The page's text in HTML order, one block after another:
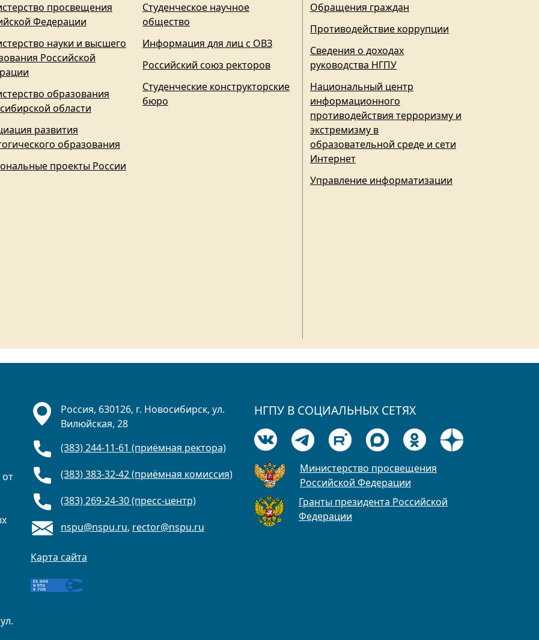
просвещения
Федерации
науки и высшего
Российской
образования
области
развития
образования
проекты России
Студенческое научное
общество
Информация для лиц с ОВЗ
Российский союз ректоров
Студенческие конструкторские
бюро
Обращения граждан
Противодействие коррупции
Сведения о доходах
руководства НГПУ
Национальный центр
информационного
противодействия терроризму и
экстремизму в
образовательной среде и сети
Интернет
Управление информатизации
Россия, 630126, г. Новосибирск, ул.
Вилюйская, 28
(383) 244-11-61 (приёмная ректора)
(383) 383-32-42 (приёмная комиссия)
(383) 269-24-30 (пресс-центр)
nspu@nspu.ru, rector@nspu.ru
Карта сайта
НГПУ В СОЦИАЛЬНЫХ СЕТЯХ
Министерство просвещения
Российской Федерации
Гранты президента Российской
Федерации